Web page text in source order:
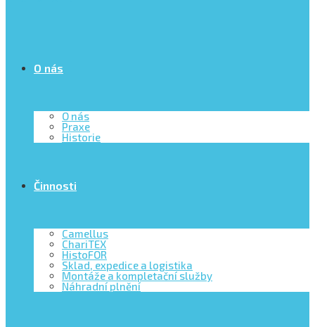
O nás
O nás
Praxe
Historie
Činnosti
Camellus
ChariTEX
HistoFOR
Sklad, expedice a logistika
Montáže a kompletační služby
Náhradní plnění